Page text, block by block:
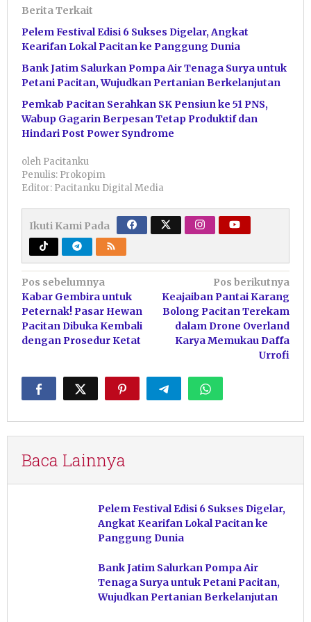
Berita Terkait
Pelem Festival Edisi 6 Sukses Digelar, Angkat
Kearifan Lokal Pacitan ke Panggung Dunia
Bank Jatim Salurkan Pompa Air Tenaga Surya untuk
Petani Pacitan, Wujudkan Pertanian Berkelanjutan
Pemkab Pacitan Serahkan SK Pensiun ke 51 PNS,
Wabup Gagarin Berpesan Tetap Produktif dan
Hindari Post Power Syndrome
oleh Pacitanku
Penulis: Prokopim
Editor: Pacitanku Digital Media
Ikuti Kami Pada
Navigasi
pos
Pos sebelumnya
Kabar Gembira untuk
Peternak! Pasar Hewan
Pacitan Dibuka Kembali
dengan Prosedur Ketat
Pos berikutnya
Keajaiban Pantai Karang
Bolong Pacitan Terekam
dalam Drone Overland
Karya Memukau Daffa
Urrofi
Baca Lainnya
Pelem Festival Edisi 6 Sukses Digelar,
Angkat Kearifan Lokal Pacitan ke
Panggung Dunia
Bank Jatim Salurkan Pompa Air
Tenaga Surya untuk Petani Pacitan,
Wujudkan Pertanian Berkelanjutan